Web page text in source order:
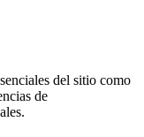
del sitio como
de